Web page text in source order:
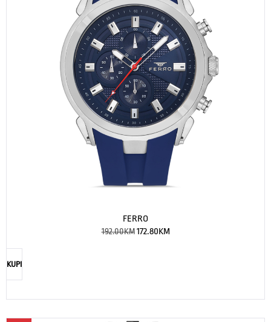
FERRO
192.00KM 172.80KM
KUPI